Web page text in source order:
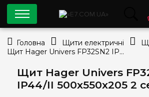
Щит Hager Univers
IP44/II 500x550x205 2
0 800
044
Viber
Головна Щити електричні
Щит Hager Univers FP32SN2 IP44/II 500x550x205 2 секції